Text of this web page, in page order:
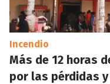
Incendio
Más de 12 horas
por las pérdidas